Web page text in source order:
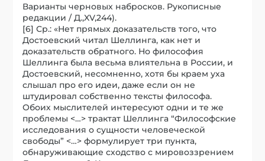
Варианты черновых набросков. Рукописные
редакции / Д.,XV,244).
[6] Ср.: «Нет прямых доказательств того, что
Достоевский читал Шеллинга, как нет и
доказательств обратного. Но философия
Шеллинга была весьма влиятельна в России, и
Достоевский, несомненно, хотя бы краем уха
слышал про его идеи, даже если он не
штудировал собственно тексты философа.
Обоих мыслителей интересуют одни и те же
проблемы <…> трактат Шеллинга “Философские
исследования о сущности человеческой
свободы” <…> формулирует три пункта,
обнаруживающие сходство с мировоззрением